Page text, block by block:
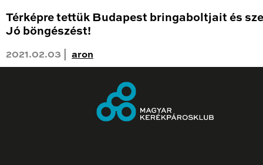
Térképre tettük Budapest bringaboltjait és
Jó böngészést!
2021.02.03 | aron